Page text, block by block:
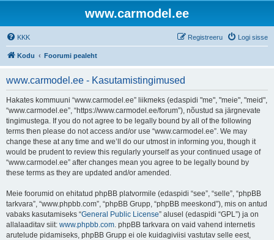
www.carmodel.ee
KKK Logi sisse
Registreeru
Kodu Foorumi pealeht
www.carmodel.ee - Kasutamistingimused
Hakates kommuuni “www.carmodel.ee” liikmeks (edaspidi "me", "meie", "meid",
“www.carmodel.ee”, “https://www.carmodel.ee/forum”), nõustud sa järgnevate
tingimustega. If you do not agree to be legally bound by all of the following
terms then please do not access and/or use “www.carmodel.ee”. We may
change these at any time and we’ll do our utmost in informing you, though it
would be prudent to review this regularly yourself as your continued usage of
“www.carmodel.ee” after changes mean you agree to be legally bound by
these terms as they are updated and/or amended.
Meie foorumid on ehitatud phpBB platvormile (edaspidi “see”, “selle”, “phpBB
tarkvara”, “www.phpbb.com”, “phpBB Grupp, “phpBB meeskond”), mis on antud
vabaks kasutamiseks “General Public License” alusel (edaspidi “GPL”) ja on
allalaaditav siit: www.phpbb.com. phpBB tarkvara on vaid vahend internetis
arutelude pidamiseks, phpBB Grupp ei ole kuidagiviisi vastutav selle eest,